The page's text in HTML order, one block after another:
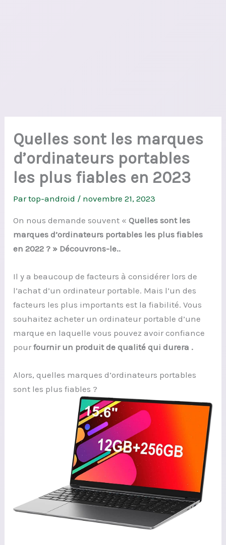
Quelles sont les marques
d’ordinateurs portables
les plus fiables en 2023
Partop-android / novembre 21, 2023
On nous demande souvent «Quelles sont les
marques d’ordinateurs portables les plus fiables
en 2022 ? » Découvrons-le..
Il y a beaucoup de facteurs à considérer lors de
l’achat d’un ordinateur portable. Mais l’un des
facteurs les plus importants est la fiabilité. Vous
souhaitez acheter un ordinateur portable d’une
marque en laquelle vous pouvez avoir confiance
pourfournir un produit de qualité qui durera .
Alors, quelles marques d’ordinateurs portables
sont les plus fiables ?